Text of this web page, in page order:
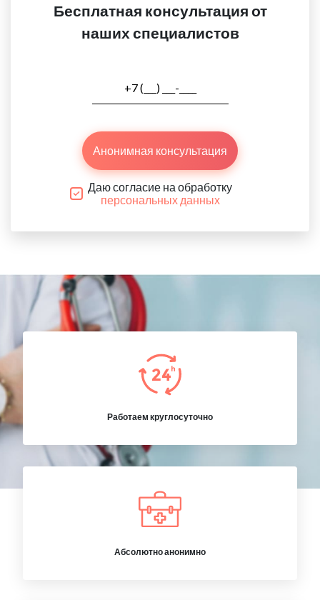
Бесплатная консультация от
наших специалистов
Анонимная консультация
Даю согласие на обработку
персональных данных
Работаем круглосуточно
Абсолютно анонимно